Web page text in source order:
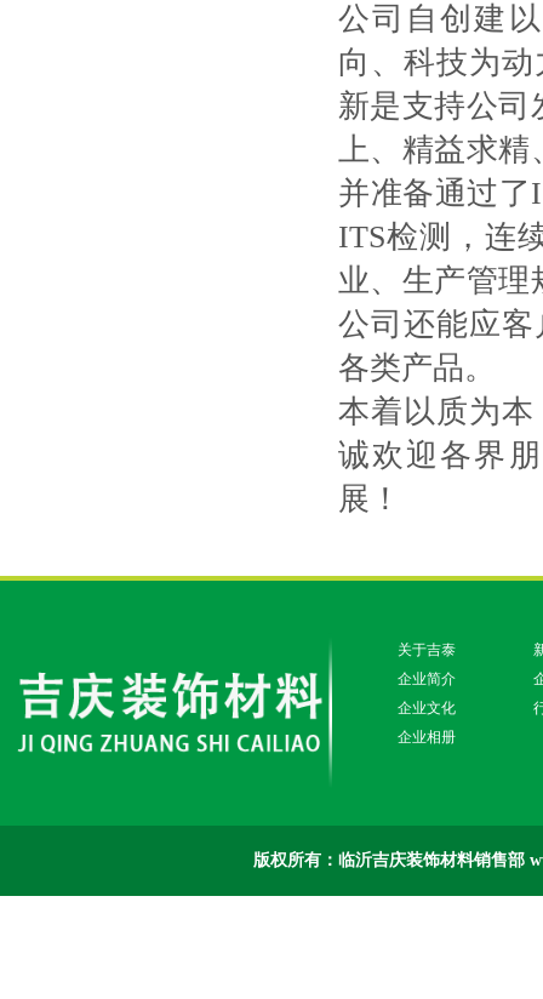
公司自创建
向、科技为
新是支持公司
上、精益求精
并准备通过了
ITS检测，连
业、生产管理
公司还能应
各类产品。
本着以质为
诚欢迎各界
展！
关于吉泰
企业简介
企业文化
企业相册
版权所有：临沂吉庆装饰材料销售部